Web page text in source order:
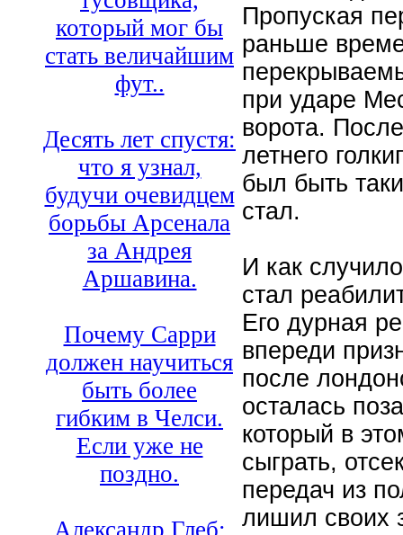
который мог бы
стать величайшим
фут..
Десять лет спустя:
что я узнал,
будучи очевидцем
борьбы Арсенала
за Андрея
Аршавина.
Почему Сарри
должен научиться
быть более
гибким в Челси.
Если уже не
поздно.
Пропуская
раньше
при ударе
ворота.
летнего
был быть
стал.
И как
стал
Его дурная
впереди
после
осталась
который в
сыграть,
передач из
лишил своих